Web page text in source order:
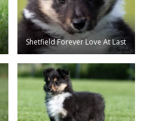
Shetfield Forever Love At Last